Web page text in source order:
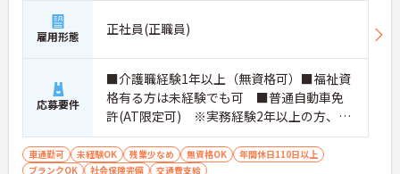
雇用形態 正社員(正職員)
応募要件
■介護職経験1年以上（無資格可）■福祉資
格有る方は未経験でも可 ■普通自動車免
許(AT限定可) ※実務経験2年以上の方、障
がい者福祉に関する経験をお持ちの方大歓
迎
車通勤可 未経験OK 残業少なめ 無資格OK
年間休日110日以上
ブランクOK
社会保険完備 交通費支給